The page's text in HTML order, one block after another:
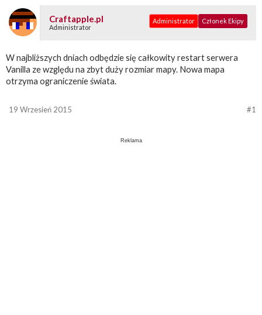
Craftapple.pl
Administrator
Członek Ekipy
Administrator
W najbliższych dniach odbędzie się całkowity restart serwera
Vanilla ze względu na zbyt duży rozmiar mapy. Nowa mapa
otrzyma ograniczenie świata.
#1
19 Wrzesień 2015
Reklama